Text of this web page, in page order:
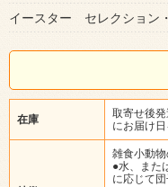
イースター セレクション
在庫
取寄せ後
にお届け
雑食小動
●水、また
に応じて